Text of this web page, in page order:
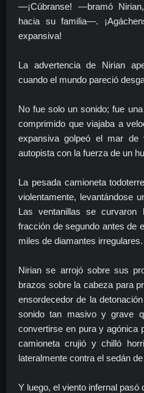
—¡Cúbranse! —bramó
hacia su familia—.
expansiva!
La advertencia de Nirian
cuando el mundo pareció
No fue solo un sonido; fue
comprimido que viajaba a
expansiva golpeó el mar de
autopista con la fuerza de un
La pesada camioneta
violentamente, levantándose
Las ventanillas se curvaron
fracción de segundo antes de
miles de diamantes irregulares.
Nirian se arrojó sobre sus
brazos sobre la cabeza para
ensordecedor de la
sonido tan masivo y grave
convertirse en pura y agónica
camioneta crujió y chilló
lateralmente contra el sedán
Y luego, el viento infernal pasó